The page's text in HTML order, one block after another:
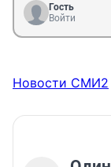
Гость
Войти
Новости СМИ2